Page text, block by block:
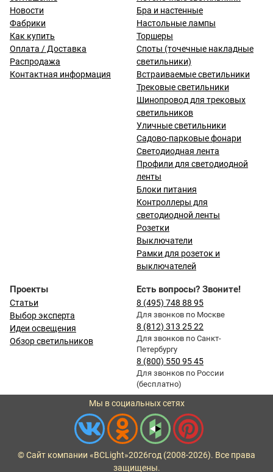
Новости
Фабрики
Как купить
Оплата / Доставка
Распродажа
Контактная информация
Бра и настенные
Настольные лампы
Торшеры
Споты (точечные накладные
светильники)
Встраиваемые светильники
Трековые светильники
Шинопровод для трековых
светильников
Уличные светильники
Садово-парковые фонари
Светодиодная лента
Профили для светодиодной
ленты
Блоки питания
Контроллеры для
светодиодной ленты
Розетки
Выключатели
Рамки для розеток и
выключателей
Проекты
Статьи
Выбор эксперта
Идеи освещения
Обзор светильников
Есть вопросы? Звоните!
8 (495) 748 88 95
Для звонков по Москве
8 (812) 313 25 22
Для звонков по Санкт-
Петербургу
8 (800) 550 95 45
Для звонков по России
(бесплатно)
Мы в социальных сетях
© Сайт компании «BCLight»2026год (2008-2026). Все права
защищены.